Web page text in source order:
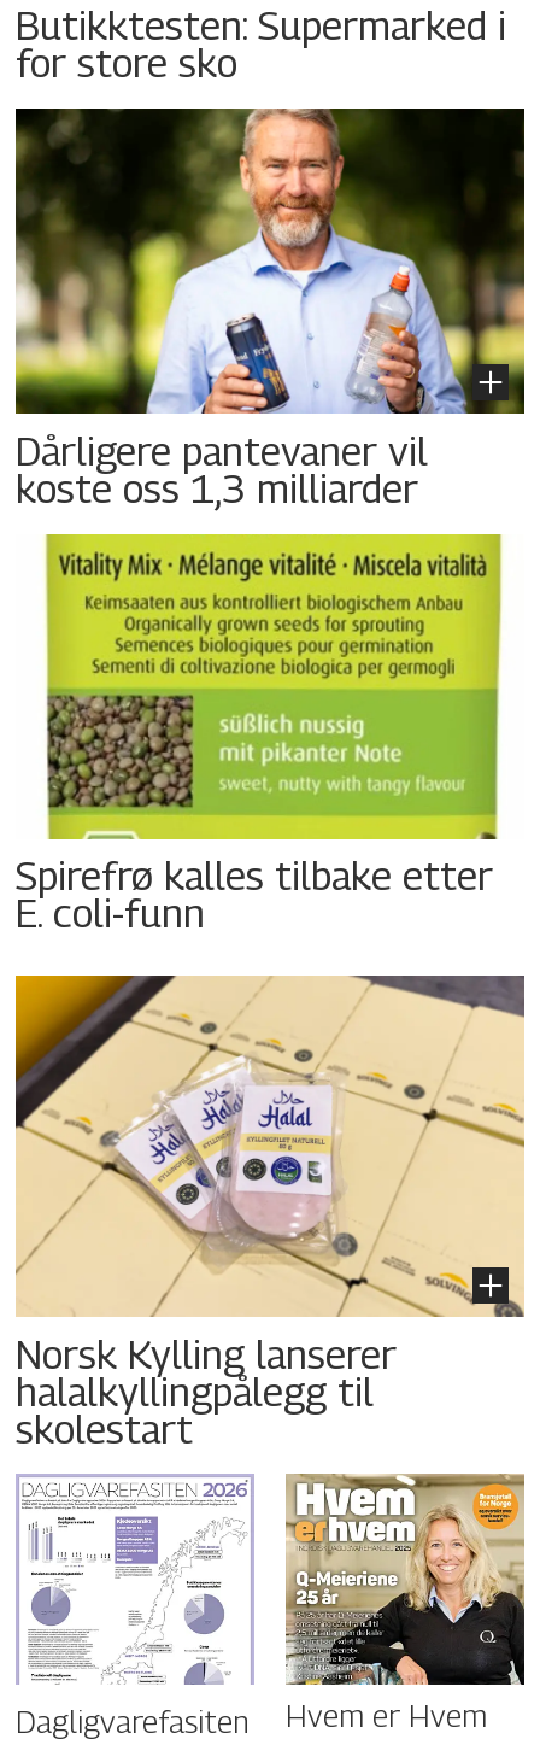
Butikktesten: Supermarked i
for store sko
Dårligere pantevaner vil
koste oss 1,3 milliarder
Spirefrø kalles tilbake etter
E. coli-funn
Norsk Kylling lanserer
halalkyllingpålegg til
skolestart
Dagligvarefasiten Hvem er Hvem